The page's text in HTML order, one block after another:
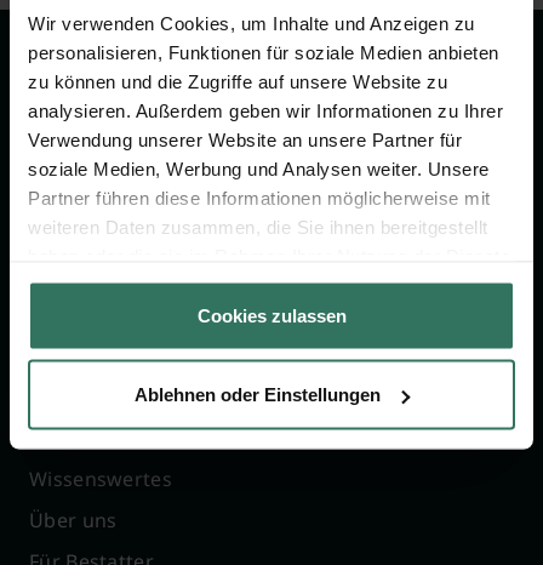
Wir verwenden Cookies, um Inhalte und Anzeigen zu
personalisieren, Funktionen für soziale Medien anbieten
zu können und die Zugriffe auf unsere Website zu
analysieren. Außerdem geben wir Informationen zu Ihrer
Verwendung unserer Website an unsere Partner für
soziale Medien, Werbung und Analysen weiter. Unsere
Partner führen diese Informationen möglicherweise mit
weiteren Daten zusammen, die Sie ihnen bereitgestellt
gesammelt haben.
Cookies zulassen
Ablehnen oder Einstellungen
Wir sind Ihr Ansprechpartner rund
um das Thema Bestattung &
Vorsorge.
Jetzt beraten lassen
Vergleich
Verzeichnis
Wissenswertes
Über uns
FÜR BESTATTER
Online-Portal
Kostenlos registrieren